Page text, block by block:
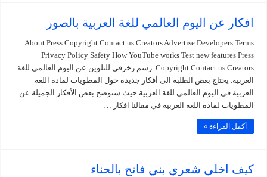
افكار عن اليوم العالمي للغة العربية بالصور
About Press Copyright Contact us Creators Advertise Developers Terms
Privacy Policy Safety How YouTube works Test new features Press
Copyright Contact us Creators. رسم زخرفي للتلوين عن اليوم العالمي للغة
العربية. يحتاج بعض الطلبة الى أفكار جديدة حول المطويات لمادة اللغة
العربية في اليوم العالمي للغة العربية حيث سنوضح بعض الأفكار الجميلة عن
المطويات لمادة اللغة العربية في مقالنا افكار …
أكمل القراءة »
كيف اخلي شعري بني فاتح بالحناء